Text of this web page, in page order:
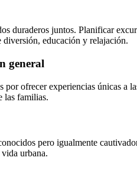
duraderos juntos. Planificar
diversión, educación y relajación.
general
por ofrecer experiencias únicas
las familias.
pero igualmente
urbana.